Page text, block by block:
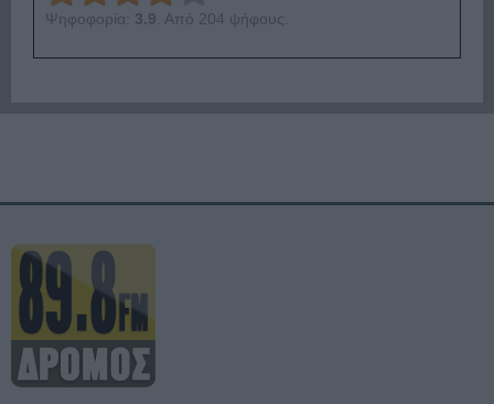
Ψηφοφορία: 3.9 . Από 204 ψήφους.